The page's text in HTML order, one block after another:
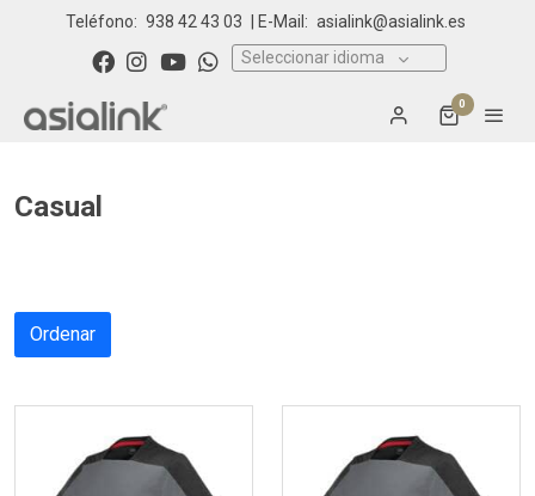
Teléfono: 938 42 43 03 | E-Mail: asialink@asialink.es
Seleccionar idioma
0
Casual
Ordenar